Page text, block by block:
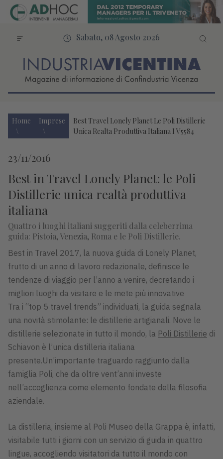
Sabato, 08 Agosto 2026
Home Imprese
Best Travel Lonely Planet Le Poli Distillerie
Unica Realta Produttiva Italiana I V5584
23/11/2016
Best in Travel Lonely Planet: le Poli
Distillerie unica realtà produttiva
italiana
Quattro i luoghi italiani suggeriti dalla celeberrima
guida: Pistoia, Venezia, Roma e le Poli Distillerie.
Best in Travel 2017, la nuova guida di Lonely Planet,
frutto di un anno di lavoro redazionale, definisce le
tendenze di viaggio per l’anno a venire, decretando i
migliori luoghi da visitare e le mete più innovative
Tra i “top 5 travel trends” individuati, la guida segnala
una novità stimolante: le distillerie artigianali. Nove le
distillerie selezionate in tutto il mondo, la Poli Distillerie di
Schiavon è l’unica distilleria italiana
presente.Un’importante traguardo raggiunto dalla
famiglia Poli, che da oltre vent’anni investe
nell’accoglienza come elemento fondate della filosofia
aziendale.
La distilleria, insieme al Poli Museo della Grappa è, infatti,
visitabile tutti i giorni con un servizio di guida in quattro
lingue, accogliendo visitatori da tutto il mondo con